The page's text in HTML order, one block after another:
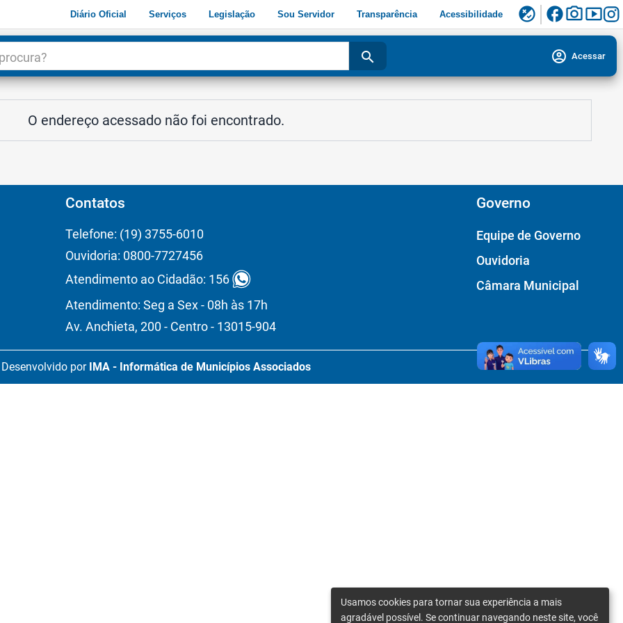
Diário Oficial Serviços Legislação Sou Servidor Transparência Acessibilidade flaky facebookphoto_camerasmart_display
search account_circle Acessar
O endereço acessado não foi encontrado.
Contatos
Telefone: (19) 3755-6010
Ouvidoria: 0800-7727456
Atendimento ao Cidadão: 156
Atendimento: Seg a Sex - 08h às 17h
Av. Anchieta, 200 - Centro - 13015-904
Governo
Equipe de Governo
Ouvidoria
Câmara Municipal
Desenvolvido por IMA - Informática de Municípios Associados
Usamos cookies para tornar sua experiência a mais
agradável possível. Se continuar navegando neste site, você